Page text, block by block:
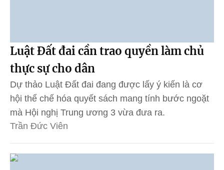
Luật Đất đai cần trao quyền làm chủ
thực sự cho dân
Dự thảo Luật Đất đai đang được lấy ý kiến là cơ
hội thể chế hóa quyết sách mang tính bước ngoặt
mà Hội nghị Trung ương 3 vừa đưa ra.
Trần Đức Viên